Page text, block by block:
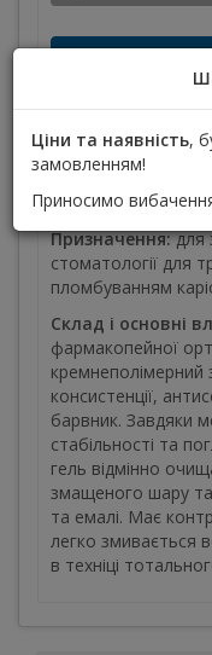
Додати до
Опис
Пакування:4г
Призначення:для
стоматології для
пломбуванням
Склад і основні
фармакопейної
кремнеполімерний
консистенції,
барвник. Завдяки
стабільності та
гель відмінно
змащеного шару та
та емалі. Має
легко змивається
в техніці
Ціни та наявність,
замовленням!
Приносимо